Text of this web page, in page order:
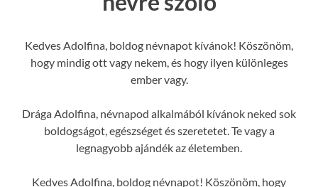
Kedves Adolfina, boldog névnapot kívánok! Köszönöm,
hogy mindig ott vagy nekem, és hogy ilyen különleges
ember vagy.
Drága Adolfina, névnapod alkalmából kívánok neked sok
boldogságot, egészséget és szeretetet. Te vagy a
legnagyobb ajándék az életemben.
Kedves Adolfina, boldog névnapot! Köszönöm, hogy